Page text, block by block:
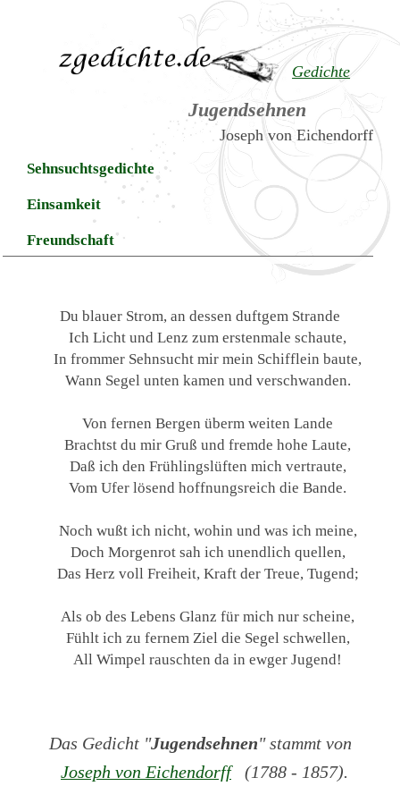
Gedichte
Jugendsehnen
Joseph von Eichendorff
Sehnsuchtsgedichte
Einsamkeit
Freundschaft
Du blauer Strom, an dessen duftgem Strande
Ich Licht und Lenz zum erstenmale schaute,
In frommer Sehnsucht mir mein Schifflein baute,
Wann Segel unten kamen und verschwanden.
Von fernen Bergen überm weiten Lande
Brachtst du mir Gruß und fremde hohe Laute,
Daß ich den Frühlingslüften mich vertraute,
Vom Ufer lösend hoffnungsreich die Bande.
Noch wußt ich nicht, wohin und was ich meine,
Doch Morgenrot sah ich unendlich quellen,
Das Herz voll Freiheit, Kraft der Treue, Tugend;
Als ob des Lebens Glanz für mich nur scheine,
Fühlt ich zu fernem Ziel die Segel schwellen,
All Wimpel rauschten da in ewger Jugend!
Das Gedicht "Jugendsehnen" stammt von
Joseph von Eichendorff(1788 - 1857).